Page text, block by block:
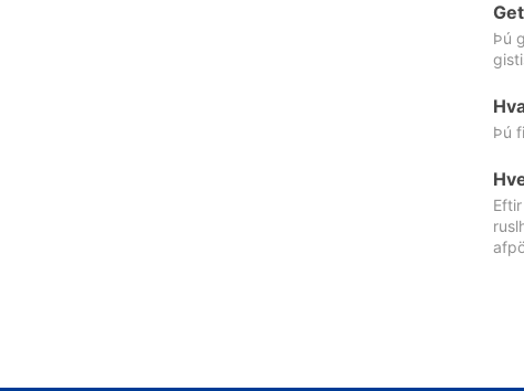
Þú
Þú